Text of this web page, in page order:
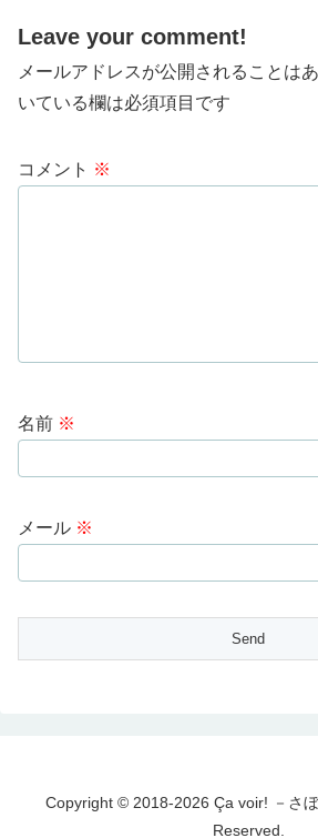
Leave your comment!
メールアドレスが公開されることはあ
いている欄は必須項目です
コメント ※
名前 ※
メール ※
Copyright © 2018-2026 Ça voir! －さ
Reserved.